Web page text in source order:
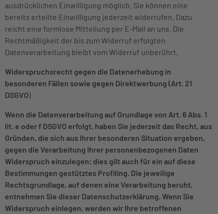
ausdrücklichen Einwilligung möglich. Sie können eine
bereits erteilte Einwilligung jederzeit widerrufen. Dazu
reicht eine formlose Mitteilung per E-Mail an uns. Die
Rechtmäßigkeit der bis zum Widerruf erfolgten
Datenverarbeitung bleibt vom Widerruf unberührt.
Widerspruchsrecht gegen die Datenerhebung in
besonderen Fällen sowie gegen Direktwerbung (Art. 21
DSGVO)
Wenn die Datenverarbeitung auf Grundlage von Art. 6 Abs. 1
lit. e oder f DSGVO erfolgt, haben Sie jederzeit das Recht, aus
Gründen, die sich aus Ihrer besonderen Situation ergeben,
gegen die Verarbeitung Ihrer personenbezogenen Daten
Widerspruch einzulegen; dies gilt auch für ein auf diese
Bestimmungen gestütztes Profiling. Die jeweilige
Rechtsgrundlage, auf denen eine Verarbeitung beruht,
entnehmen Sie dieser Datenschutzerklärung. Wenn Sie
Widerspruch einlegen, werden wir Ihre betroffenen